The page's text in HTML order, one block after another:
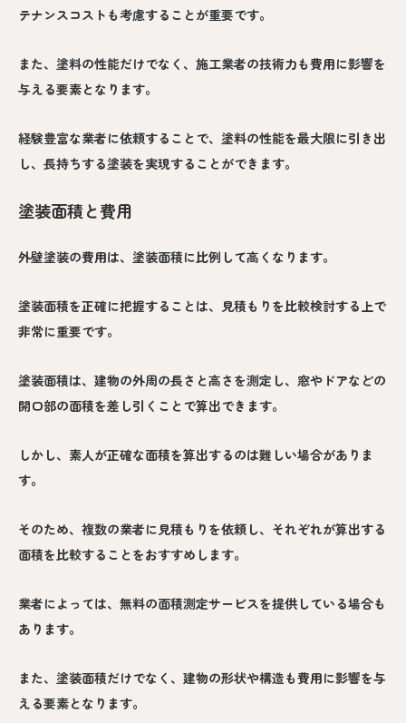
テナンスコストも考慮することが重要です。
また、塗料の性能だけでなく、施工業者の技術力も費用に影響を
与える要素となります。
経験豊富な業者に依頼することで、塗料の性能を最大限に引き出
し、長持ちする塗装を実現することができます。
塗装面積と費用
外壁塗装の費用は、塗装面積に比例して高くなります。
塗装面積を正確に把握することは、見積もりを比較検討する上で
非常に重要です。
塗装面積は、建物の外周の長さと高さを測定し、窓やドアなどの
開口部の面積を差し引くことで算出できます。
しかし、素人が正確な面積を算出するのは難しい場合がありま
す。
そのため、複数の業者に見積もりを依頼し、それぞれが算出する
面積を比較することをおすすめします。
業者によっては、無料の面積測定サービスを提供している場合も
あります。
また、塗装面積だけでなく、建物の形状や構造も費用に影響を与
える要素となります。